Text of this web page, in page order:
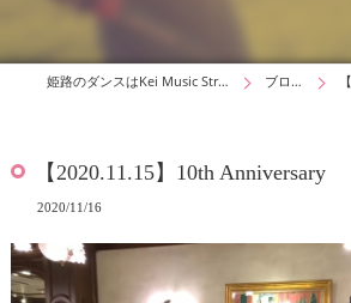
姫路のダンスはKei Music Street ブログ
【2020.11.15】10th Anniversary
2020/11/16